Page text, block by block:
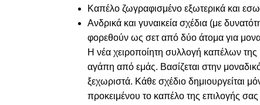
Καπέλο ζωγραφισμένο εξωτερικά και
Ανδρικά και γυναικεία σχέδια (με
φορεθούν ως σετ από δύο άτομα για
Η νέα χειροποίητη συλλογή καπέλων
αγάπη από εμάς. Βασίζεται στην
ξεχωριστά. Κάθε σχέδιο δημιουργείται
προκειμένου το καπέλο της επιλογής